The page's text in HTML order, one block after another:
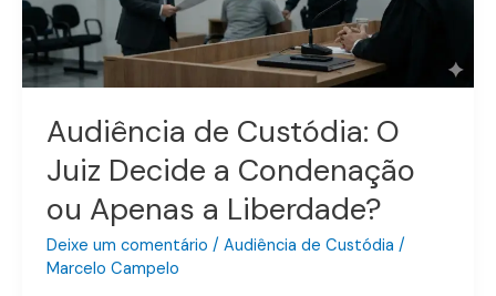
Audiência de Custódia: O
Juiz Decide a Condenação
ou Apenas a Liberdade?
Deixe um comentário / Audiência de Custódia /
Marcelo Campelo
a
Condenação
ou
Apenas
Liberdade?